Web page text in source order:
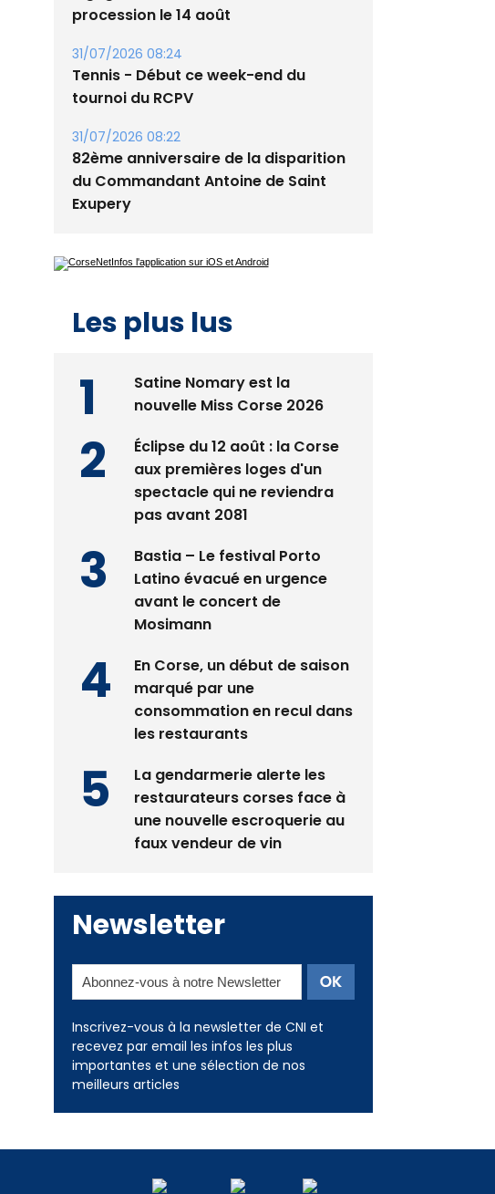
procession le 14 août
31/07/2026 08:24
Tennis - Début ce week-end du
tournoi du RCPV
31/07/2026 08:22
82ème anniversaire de la disparition
du Commandant Antoine de Saint
Exupery
Les plus lus
Satine Nomary est la
nouvelle Miss Corse 2026
Éclipse du 12 août : la Corse
aux premières loges d'un
spectacle qui ne reviendra
pas avant 2081
Bastia – Le festival Porto
Latino évacué en urgence
avant le concert de
Mosimann
En Corse, un début de saison
marqué par une
consommation en recul dans
les restaurants
La gendarmerie alerte les
restaurateurs corses face à
une nouvelle escroquerie au
faux vendeur de vin
Newsletter
Inscrivez-vous à la newsletter de CNI et
recevez par email les infos les plus
importantes et une sélection de nos
meilleurs articles